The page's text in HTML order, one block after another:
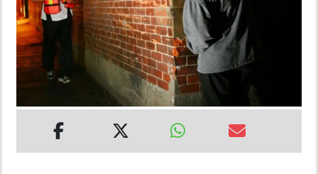
MUNDO
INSÓLITAS
MULTIMEDIA
IMPRESO